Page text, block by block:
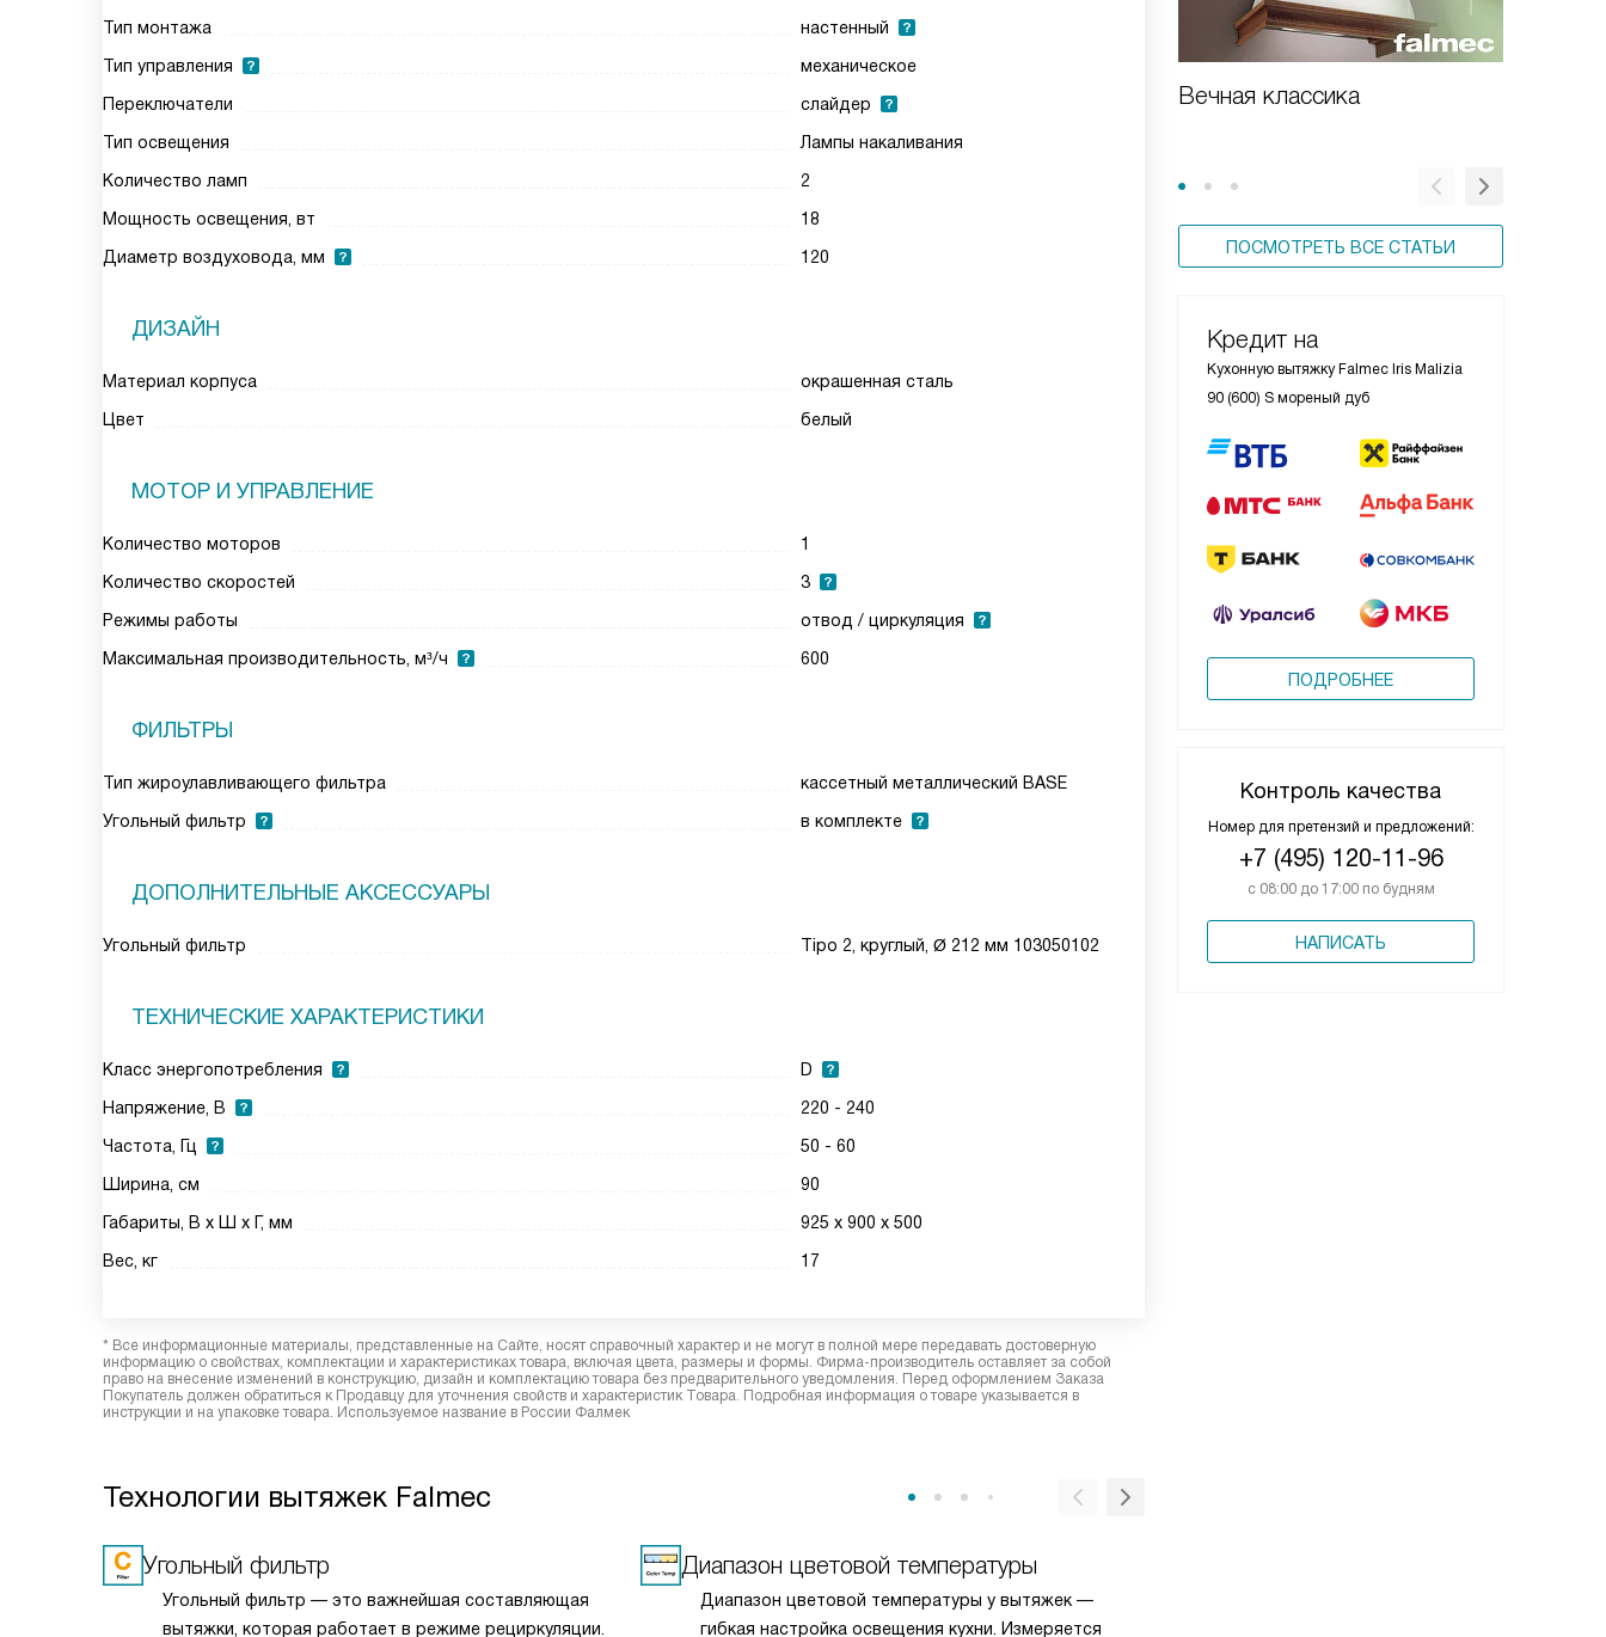
Вечная классика
ПОСМОТРЕТЬ ВСЕ СТАТЬИ
Кредит на
Кухонную вытяжку Falmec Iris Malizia
90 (600) S мореный дуб
ПОДРОБНЕЕ
Контроль качества
Номер для претензий и предложений:
+7 (495) 120-11-96
с 08:00 до 17:00 по будням
НАПИСАТЬ
Тип монтажа
настенный
Тип управления
механическое
Переключатели
слайдер
Тип освещения
Лампы накаливания
Количество ламп
2
Мощность освещения, вт
18
Диаметр воздуховода, мм
120
ДИЗАЙН
Материал корпуса
окрашенная сталь
Цвет
белый
МОТОР И УПРАВЛЕНИЕ
Количество моторов
1
Количество скоростей
3
Режимы работы
отвод / циркуляция
Максимальная производительность, м³/ч
600
ФИЛЬТРЫ
Тип жироулавливающего фильтра
кассетный металлический BASE
Угольный фильтр
в комплекте
ДОПОЛНИТЕЛЬНЫЕ АКСЕССУАРЫ
Угольный фильтр Tipo 2, круглый, Ø 212 мм 103050102
ТЕХНИЧЕСКИЕ ХАРАКТЕРИСТИКИ
Класс энергопотребления
D
Напряжение, В
220 - 240
Частота, Гц
50 - 60
Ширина, см
90
Габариты, В х Ш х Г, мм
925 х 900 х 500
Вес, кг
17
* Все информационные материалы, представленные на Сайте, носят справочный характер и не могут в полной мере передавать достоверную
информацию о свойствах, комплектации и характеристиках товара, включая цвета, размеры и формы. Фирма-производитель оставляет за собой
право на внесение изменений в конструкцию, дизайн и комплектацию товара без предварительного уведомления. Перед оформлением Заказа
Покупатель должен обратиться к Продавцу для уточнения свойств и характеристик Товара. Подробная информация о товаре указывается в
инструкции и на упаковке товара. Используемое название в России Фалмек
Технологии вытяжек Falmec
Угольный фильтр
Угольный фильтр — это важнейшая составляющая
вытяжки, которая работает в режиме рециркуляции.
Диапазон цветовой температуры
Диапазон цветовой температуры у вытяжек —
гибкая настройка освещения кухни. Измеряется